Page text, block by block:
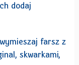
dodaj
farsz z
skwarkami,